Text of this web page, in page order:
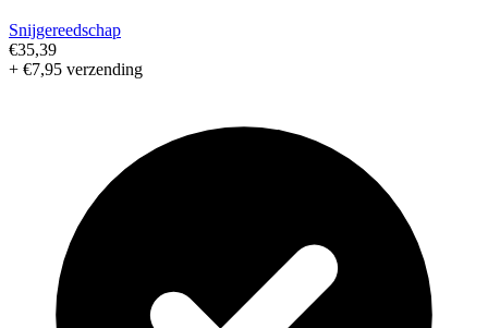
Snijgereedschap
€35,39
+ €7,95 verzending